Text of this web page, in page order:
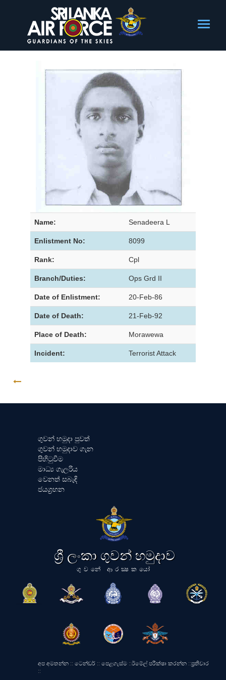
Name: Senadeera L
Enlistment No: 8099
Rank: Cpl
Branch/Duties: Ops Grd II
Date of Enlistment: 20-Feb-86
Date of Death: 21-Feb-92
Place of Death: Morawewa
Incident: Terrorist Attack
ගුවන් හමුදා පුවත්
ගුවන් හමුදාව ගැන
පිහිටුවීම
මාධ්‍ය ගැලරිය
වෙනත් සබැඳි
ජයග්‍රහන
ශ්‍රී ලංකා ගුවන් හමුදාව
ගුවනේ ආරක්‍ෂකයෝ
අප අමතන්න :: ටෙන්ඩර් :: පෙළගැස්ම ::ඊමේල් පරීක්ෂා කරන්න ::ප්‍රතිචාර
::